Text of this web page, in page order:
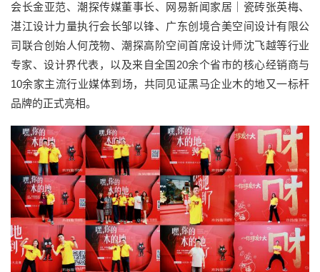
会长金亚范、潮探传媒董事长、
网易新闻家居｜瓷砖张英梅、
湛江设计力量执行会长邹以锋、 广东创境合美空间设计有限公
司联合创始人何茂物、 潮探高阶空间首席设计师沈飞越等行业
专家、设计界代表，以及来自全国20余个省市的核心经销商与
10余家主流行业媒体到场，共同见证黑马企业木的地又一标杆
品牌的正式亮相。